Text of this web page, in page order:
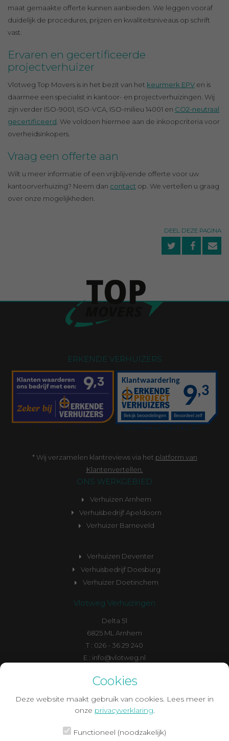
maat gemaakte offerte kunnen aanbieden. We leggen vooraf
duidelijk de procedures, prijzen en kwaliteitsniveaus op schrift
vast.
Ervaren en gecertificeerde
projectverhuizer
Vlotweg Top Movers is in het bezit van het keurmerk EPV en is
daarmee een specialist in kantoor- en projectverhuizingen. Wij
zijn verder ISO-9001, ISO-VCA, ISO-milieu 14001 en CO2-neutraal
gecertificeerd . We voldoen hiermee aan de inkoopcriteria voor
overheidsinkopers.
Vraag een offerte aan
Wilt u meer informatie of een vrijblijvende offerte voor uw
kantoorverhuizing? Neem dan contact op. We vertellen u graag
over onze mogelijkheden.
DEEL DEZE PAGINA
ERKENDE VERHUIZERS
* Wij verzamelen klantreviews via het platform van
Klantenvertellen.
ONS WERKGEBIED
Verhuizen Arnhem
Verhuisbedrijf Apeldoorn
Verhuizer Barneveld
Verhuizen Deventer
Verhuisbedrijf Doesburg
Verhuizer Doetinchem
Vlotweg Verhuizingen
Delta 51
6825 ML Arnhem
T : 026 - 36 29 240
E : info@vlotweg.nl
Cookies
Deze website maakt gebruik van cookies. Lees meer in
onze privacyverklaring.
Functioneel (noodzakelijk)